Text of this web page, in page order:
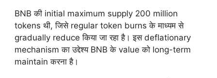
BNB की initial maximum supply 200 million
tokens थी, जिसे regular token burns के माध्यम से
gradually reduce किया जा रहा है। इस deflationary
mechanism का उद्देश्य BNB के value को long-term
maintain करना है।